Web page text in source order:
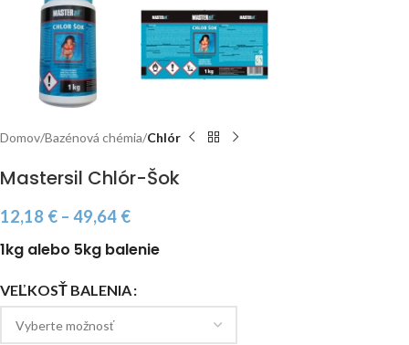
Domov Bazénová chémia Chlór
Mastersil Chlór-Šok
12,18 € – 49,64 €
1kg alebo 5kg balenie
VEĽKOSŤ BALENIA